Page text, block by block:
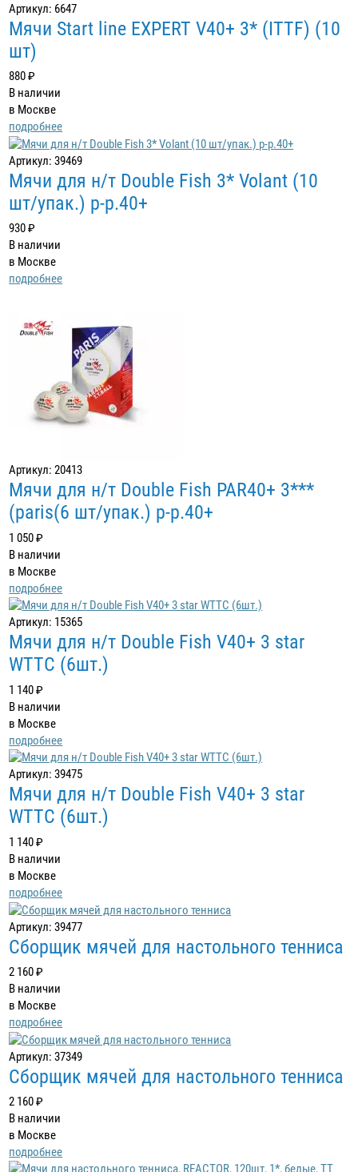
Артикул: 6647
Мячи Start line EXPERT V40+ 3* (ITTF) (10
шт)
880 ₽
В наличии
в Москве
подробнее
Артикул: 39469
Мячи для н/т Double Fish 3* Volant (10
шт/упак.) р-р.40+
930 ₽
В наличии
в Москве
подробнее
Артикул: 20413
Мячи для н/т Double Fish PAR40+ 3***
(paris(6 шт/упак.) р-р.40+
1 050 ₽
В наличии
в Москве
подробнее
Артикул: 15365
Мячи для н/т Double Fish V40+ 3 star
WTTC (6шт.)
1 140 ₽
В наличии
в Москве
подробнее
Артикул: 39475
Мячи для н/т Double Fish V40+ 3 star
WTTC (6шт.)
1 140 ₽
В наличии
в Москве
подробнее
Артикул: 39477
Сборщик мячей для настольного тенниса
2 160 ₽
В наличии
в Москве
подробнее
Артикул: 37349
Сборщик мячей для настольного тенниса
2 160 ₽
В наличии
в Москве
подробнее